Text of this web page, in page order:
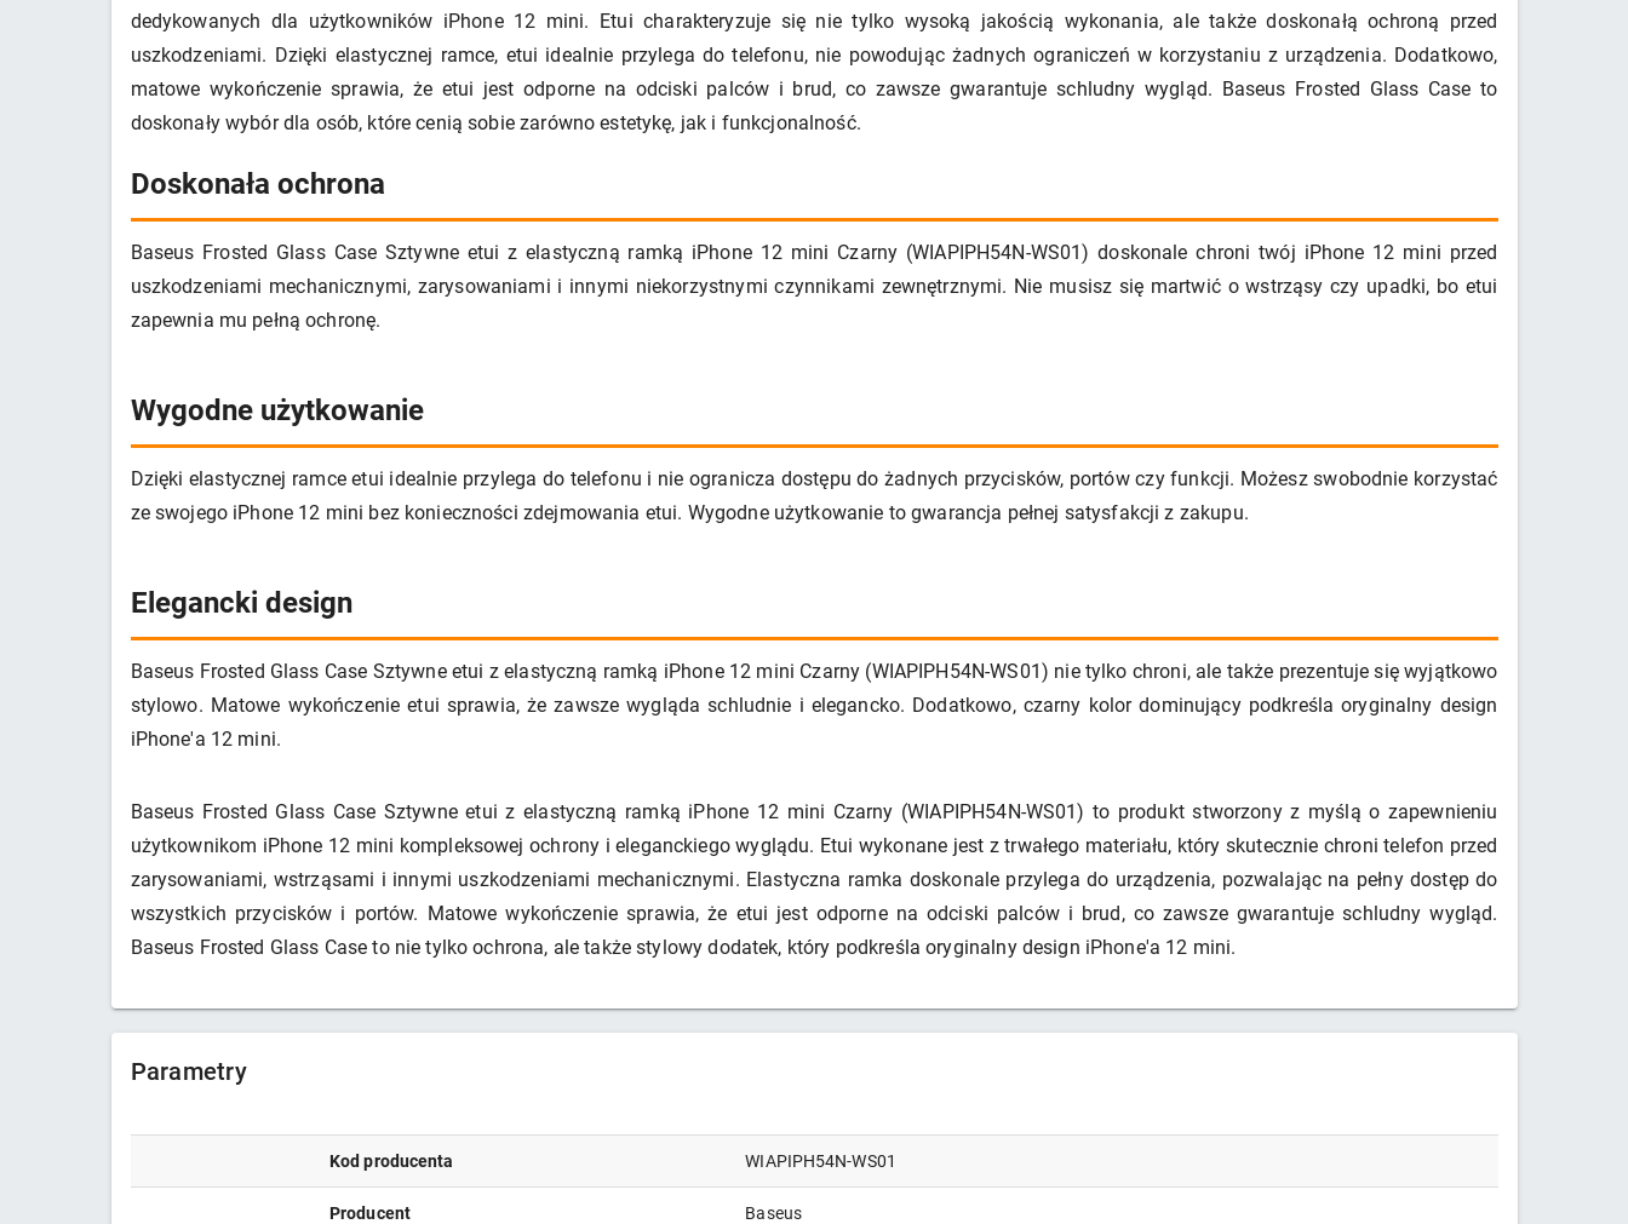
dedykowanych dla użytkowników iPhone 12 mini. Etui charakteryzuje się nie tylko wysoką jakością wykonania, ale także doskonałą ochroną przed
uszkodzeniami. Dzięki elastycznej ramce, etui idealnie przylega do telefonu, nie powodując żadnych ograniczeń w korzystaniu z urządzenia. Dodatkowo,
matowe wykończenie sprawia, że etui jest odporne na odciski palców i brud, co zawsze gwarantuje schludny wygląd. Baseus Frosted Glass Case to
doskonały wybór dla osób, które cenią sobie zarówno estetykę, jak i funkcjonalność.
Doskonała ochrona
Baseus Frosted Glass Case Sztywne etui z elastyczną ramką iPhone 12 mini Czarny (WIAPIPH54N-WS01) doskonale chroni twój iPhone 12 mini przed
uszkodzeniami mechanicznymi, zarysowaniami i innymi niekorzystnymi czynnikami zewnętrznymi. Nie musisz się martwić o wstrząsy czy upadki, bo etui
zapewnia mu pełną ochronę.
Wygodne użytkowanie
Dzięki elastycznej ramce etui idealnie przylega do telefonu i nie ogranicza dostępu do żadnych przycisków, portów czy funkcji. Możesz swobodnie korzystać
ze swojego iPhone 12 mini bez konieczności zdejmowania etui. Wygodne użytkowanie to gwarancja pełnej satysfakcji z zakupu.
Elegancki design
Baseus Frosted Glass Case Sztywne etui z elastyczną ramką iPhone 12 mini Czarny (WIAPIPH54N-WS01) nie tylko chroni, ale także prezentuje się wyjątkowo
stylowo. Matowe wykończenie etui sprawia, że zawsze wygląda schludnie i elegancko. Dodatkowo, czarny kolor dominujący podkreśla oryginalny design
iPhone'a 12 mini.
Baseus Frosted Glass Case Sztywne etui z elastyczną ramką iPhone 12 mini Czarny (WIAPIPH54N-WS01) to produkt stworzony z myślą o zapewnieniu
użytkownikom iPhone 12 mini kompleksowej ochrony i eleganckiego wyglądu. Etui wykonane jest z trwałego materiału, który skutecznie chroni telefon przed
zarysowaniami, wstrząsami i innymi uszkodzeniami mechanicznymi. Elastyczna ramka doskonale przylega do urządzenia, pozwalając na pełny dostęp do
wszystkich przycisków i portów. Matowe wykończenie sprawia, że etui jest odporne na odciski palców i brud, co zawsze gwarantuje schludny wygląd.
Baseus Frosted Glass Case to nie tylko ochrona, ale także stylowy dodatek, który podkreśla oryginalny design iPhone'a 12 mini.
Parametry
Kod producenta WIAPIPH54N-WS01
Producent Baseus